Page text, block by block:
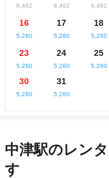
8,492 8,492 8,492
16
5,280
17
5,280
18
5,280
23
5,280
24
5,280
25
5,280
30
5,280
31
5,280
中津駅のレン
す